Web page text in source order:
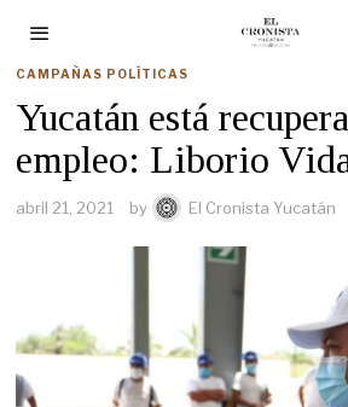
CAMPAÑAS POLÍTICAS
Yucatán está
empleo: Liborio
abril 21, 2021 by El Cronista Yucatán